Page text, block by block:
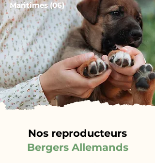
Maritimes (06)
Nos reproducteurs
Bergers Allemands